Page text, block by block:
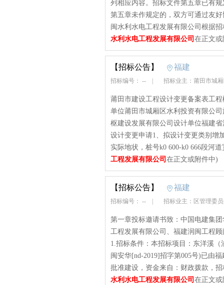
列相应内容。招标文件第五章已有
第五章未作规定的，双方可通过友
闽水利水电工程发展有限公司根据
水利水电工程发展有限公司 在正文
【招标公告】 福建
招标编号： -- 招标业主：莆田市城
莆田市建设工程设计变更备案表工
单位莆田市城厢区水利投资有限公
枢建设发展有限公司设计单位福建
设计变更申请1、拟设计变更类别增
实际地状，桩号k0 600-k0 666段河
工程发展有限公司 在正文或附件中)
【招标公告】 福建
招标编号： -- 招标业主：区管理委
第一章投标邀请书致：中国电建集
工程发展有限公司、福建润闽工程
1.招标条件：本招标项目：东洋溪
闽安华[nd-2019]招字第005号)已由
批准建设，资金来自：财政拨款，
水利水电工程发展有限公司 在正文